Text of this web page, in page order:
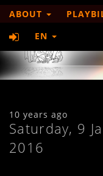
ABOUT
EN
10 years ago
Saturday, 9
2016